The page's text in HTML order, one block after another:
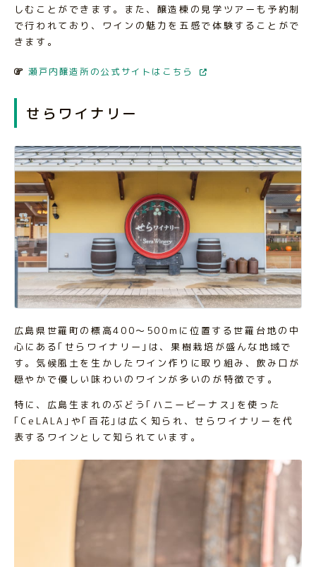
しむことができます。また、醸造棟の見学ツアーも予約制
で行われており、ワインの魅力を五感で体験することがで
きます。
瀬戸内醸造所の公式サイトはこちら
せらワイナリー
広島県世羅町の標高400～500mに位置する世羅台地の中
心にある｢せらワイナリー｣は、果樹栽培が盛んな地域で
す。気候風土を生かしたワイン作りに取り組み、飲み口が
穏やかで優しい味わいのワインが多いのが特徴です。
特に、広島生まれのぶどう｢ハニービーナス｣を使った
｢CeLALA｣や｢百花｣は広く知られ、せらワイナリーを代
表するワインとして知られています。